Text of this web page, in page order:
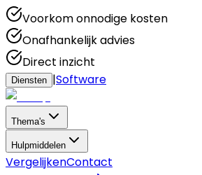
Voorkom onnodige kosten
Onafhankelijk advies
Direct inzicht
Diensten |Software
Thema's
Hulpmiddelen
VergelijkenContact